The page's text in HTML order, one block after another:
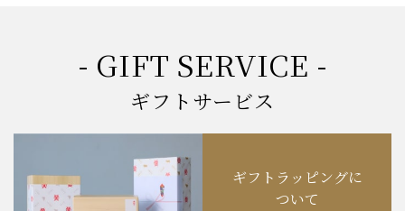
- GIFT SERVICE -
ギフトサービス
ギフトラッピングに
ついて